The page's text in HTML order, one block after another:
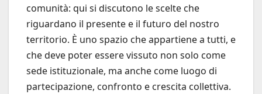
comunità: qui si discutono le scelte che
riguardano il presente e il futuro del nostro
territorio. È uno spazio che appartiene a tutti, e
che deve poter essere vissuto non solo come
sede istituzionale, ma anche come luogo di
partecipazione, confronto e crescita collettiva.